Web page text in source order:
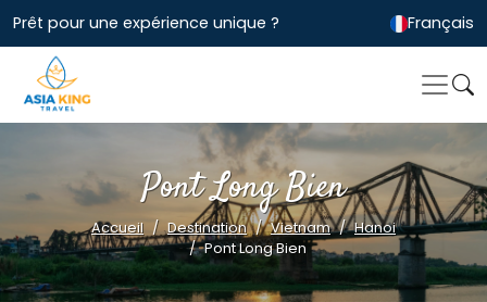
Prêt pour une expérience unique ? Français
Pont Long Bien
Accueil Destination Vietnam
Hanoi
Pont Long Bien